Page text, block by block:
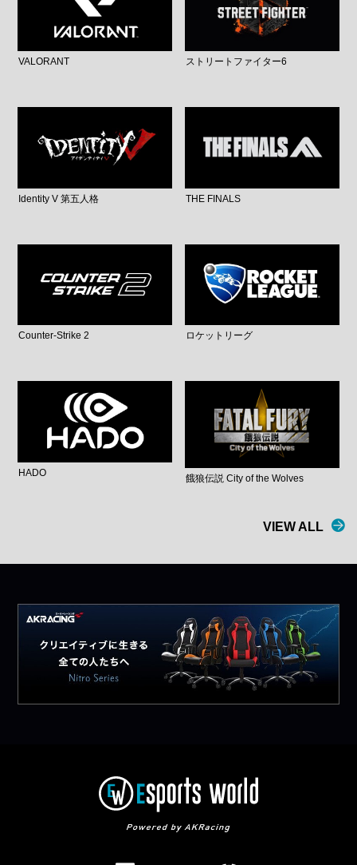
VALORANT ストリートファイター6
Identity V 第五人格 THE FINALS
Counter-Strike 2 ロケットリーグ
HADO
餓狼伝説 City of the Wolves
VIEW ALL